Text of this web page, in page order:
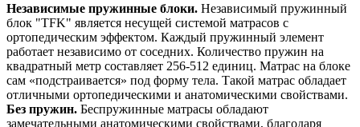
Независимые пружинные блоки. Независимый пружинный
блок "TFK" является несущей системой матрасов с
ортопедическим эффектом. Каждый пружинный элемент
работает независимо от соседних. Количество пружин на
квадратный метр составляет 256-512 единиц. Матрас на блоке
сам «подстраивается» под форму тела. Такой матрас обладает
отличными ортопедическими и анатомическими свойствами.
Без пружин. Беспружинные матрасы обладают
замечательными анатомическими свойствами, благодаря